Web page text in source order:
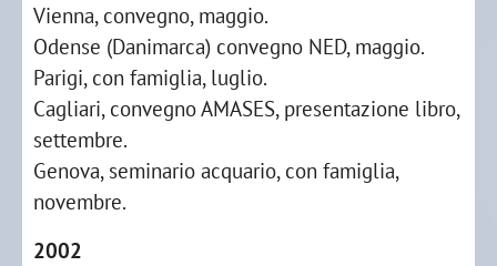
Vienna, convegno, maggio.
Odense (Danimarca) convegno NED, maggio.
Parigi, con famiglia, luglio.
Cagliari, convegno AMASES, presentazione libro,
settembre.
Genova, seminario acquario, con famiglia,
novembre.
2002